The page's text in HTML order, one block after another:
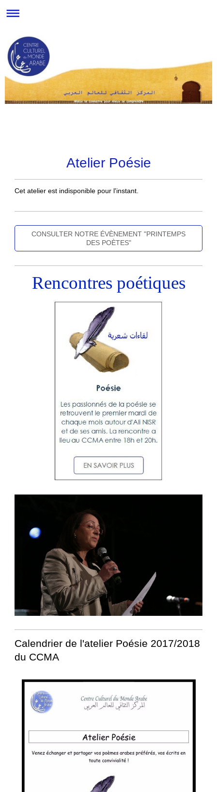
Atelier Poésie
Cet atelier est indisponible pour l'instant.
CONSULTER NOTRE ÉVÈNEMENT "PRINTEMPS
DES POÈTES"
Rencontres poétiques
Calendrier de l'atelier Poésie 2017/2018
du CCMA